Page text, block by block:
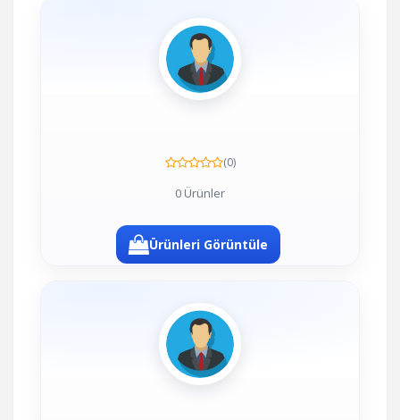
(0)
0 Ürünler
Ürünleri Görüntüle